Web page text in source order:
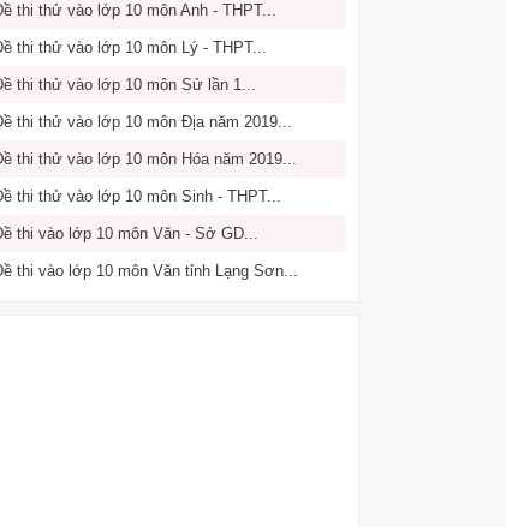
thi thử vào lớp 10 môn Anh - THPT...
thi thử vào lớp 10 môn Lý - THPT...
thi thử vào lớp 10 môn Sử lần 1...
thi thử vào lớp 10 môn Địa năm 2019...
thi thử vào lớp 10 môn Hóa năm 2019...
thi thử vào lớp 10 môn Sinh - THPT...
thi vào lớp 10 môn Văn - Sở GD...
thi vào lớp 10 môn Văn tỉnh Lạng Sơn...